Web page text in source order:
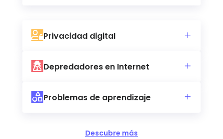
Privacidad digital
Depredadores en Internet
Problemas de aprendizaje
Descubre más